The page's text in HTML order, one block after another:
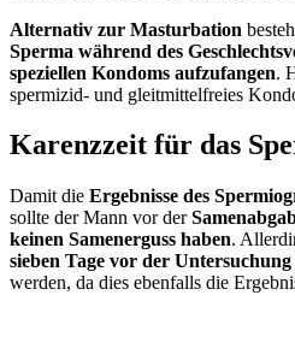
Alternativ zur Masturbation
Sperma während des
speziellen Kondoms aufzufangen.
spermizid- und gleitmittelfreies
Karenzzeit für das
Damit die Ergebnisse des
sollte der Mann vor der
keinen Samenerguss haben.
sieben Tage vor der
werden, da dies ebenfalls die